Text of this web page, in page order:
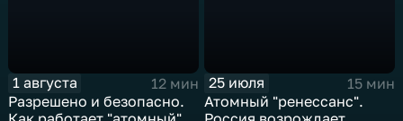
1 августа
12 мин
Разрешено и безопасно.
25 июля
15 мин
Атомный "ренессанс".